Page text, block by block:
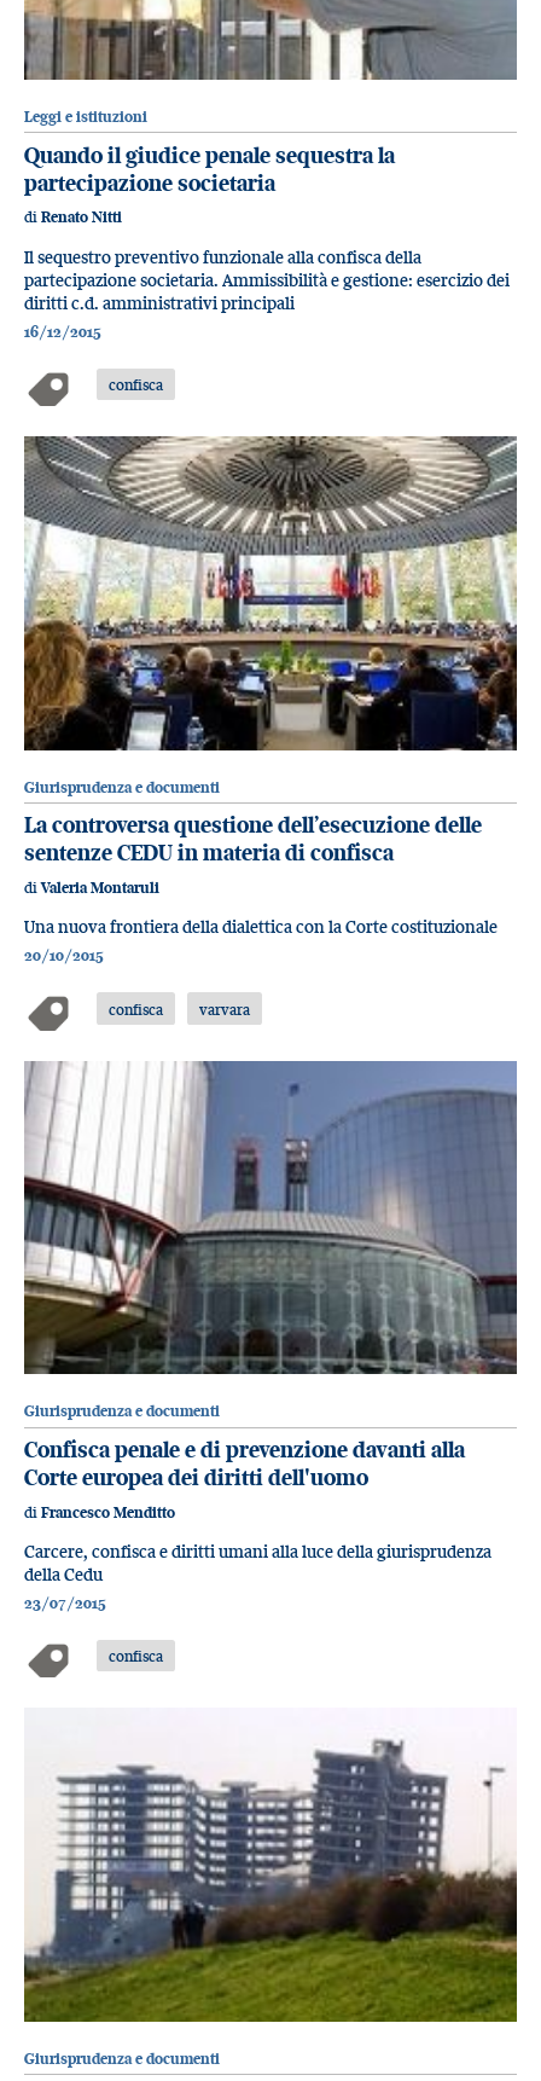
Leggi e istituzioni
Quando il giudice penale sequestra la
partecipazione societaria
di Renato Nitti
Il sequestro preventivo funzionale alla confisca della
partecipazione societaria. Ammissibilità e gestione: esercizio dei
diritti c.d. amministrativi principali
16/12/2015
confisca
Giurisprudenza e documenti
La controversa questione dell’esecuzione delle
sentenze CEDU in materia di confisca
diValeria Montaruli
Una nuova frontiera della dialettica con la Corte costituzionale
20/10/2015
confisca varvara
Giurisprudenza e documenti
Confisca penale e di prevenzione davanti alla
Corte europea dei diritti dell'uomo
di Francesco Menditto
Carcere, confisca e diritti umani alla luce della giurisprudenza
della Cedu
23/07/2015
confisca
Giurisprudenza e documenti